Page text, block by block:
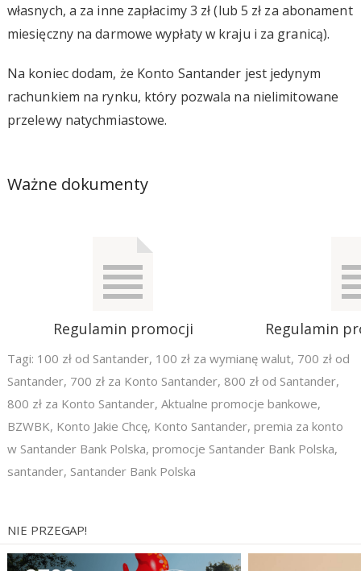
własnych, a za inne zapłacimy 3 zł (lub 5 zł za abonament
miesięczny na darmowe wypłaty w kraju i za granicą).
Na koniec dodam, że Konto Santander jest jedynym
rachunkiem na rynku, który pozwala na nielimitowane
przelewy natychmiastowe.
Ważne dokumenty
Regulamin promocji Regulamin
Tagi: 100 zł od Santander, 100 zł za wymianę walut, 700 zł od
Santander, 700 zł za Konto Santander, 800 zł od Santander,
800 zł za Konto Santander, Aktualne promocje bankowe,
BZWBK, Konto Jakie Chcę, Konto Santander, premia za konto
w Santander Bank Polska, promocje Santander Bank Polska,
santander, Santander Bank Polska
NIE PRZEGAP!